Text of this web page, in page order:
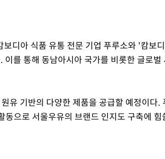
디아 식품 유통 전문 기업 푸루소와 '캄보
를 통해 동남아시아 국가를 비롯한 글로벌
유 기반의 다양한 제품을 공급할 예정이다.
으로 서울우유의 브랜드 인지도 구축에 힘